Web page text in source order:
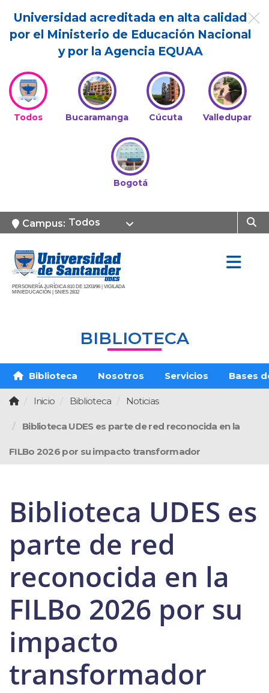
Universidad acreditada en alta calidad
por el Ministerio de Educación Nacional
y por la Agencia EQUAA
Todos Bucaramanga Cúcuta Valledupar
Bogotá
Campus: Todos
PERSONERÍA JURÍDICA 810 DE 12/03/96 | VIGILADA
MINIEDUCACIÓN | SNIES 2832
BIBLIOTECA
Biblioteca Nosotros Servicios Bases
Inicio Biblioteca Noticias
Biblioteca UDES es parte de red reconocida en la
FILBo 2026 por su impacto transformador
Biblioteca UDES es
parte de red
reconocida en la
FILBo 2026 por su
impacto
transformador